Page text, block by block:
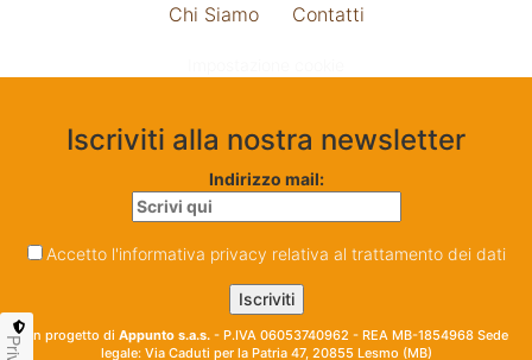
Chi Siamo Contatti
Iscriviti alla nostra newsletter
Indirizzo mail:
Accetto l'informativa privacy relativa al trattamento dei dati
Un progetto di Appunto s.a.s. - P.IVA 06053740962 - REA MB-1854968 Sede
legale: Via Caduti per la Patria 47, 20855 Lesmo (MB)